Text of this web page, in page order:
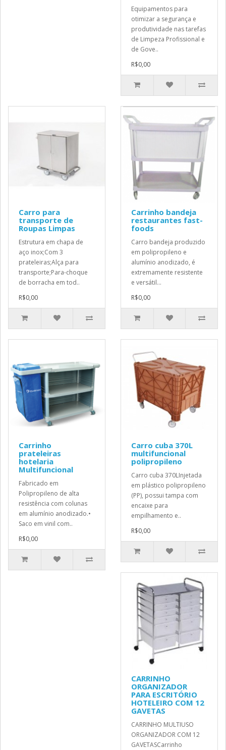
Equipamentos para
otimizar a segurança e
produtividade nas tarefas
de Limpeza Profissional e
de Gove..
R$0,00
Carro para
transporte de
Roupas Limpas
Estrutura em chapa de
aço inox;Com 3
prateleiras;Alça para
transporte;Para-choque
de borracha em tod..
R$0,00
Carrinho bandeja
restaurantes fast-
foods
Carro bandeja produzido
em polipropileno e
alumínio anodizado, é
extremamente resistente
e versátil...
R$0,00
Carrinho
prateleiras
hotelaria
Multifuncional
Fabricado em
Polipropileno de alta
resistência com colunas
em alumínio anodizado.•
Saco em vinil com..
R$0,00
Carro cuba 370L
multifuncional
polipropileno
Carro cuba 370LInjetada
em plástico polipropileno
(PP), possui tampa com
encaixe para
empilhamento e..
R$0,00
CARRINHO
ORGANIZADOR
PARA ESCRITÓRIO
HOTELEIRO COM 12
GAVETAS
CARRINHO MULTIUSO
ORGANIZADOR COM 12
GAVETASCarrinho